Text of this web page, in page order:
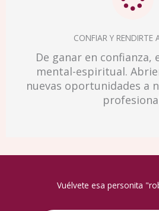
CONFIAR Y RENDIRTE
De ganar en confianza,
mental-espiritual.
nuevas oportunidades a
Vuélvete esa personita